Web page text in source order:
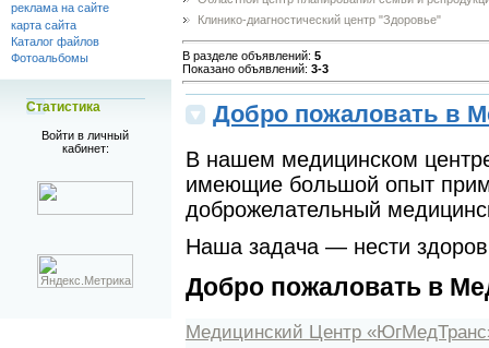
реклама на сайте
карта сайта
Каталог файлов
Фотоальбомы
Статистика
Войти в личный
кабинет:
Клинико-диагностический центр "Здоровье"
В разделе объявлений: 5
Показано объявлений: 3-3
Добро пожаловать в
В нашем медицинском
имеющие большой опыт
доброжелательный
Наша задача — нести
Добро пожаловать в
Медицинский Центр